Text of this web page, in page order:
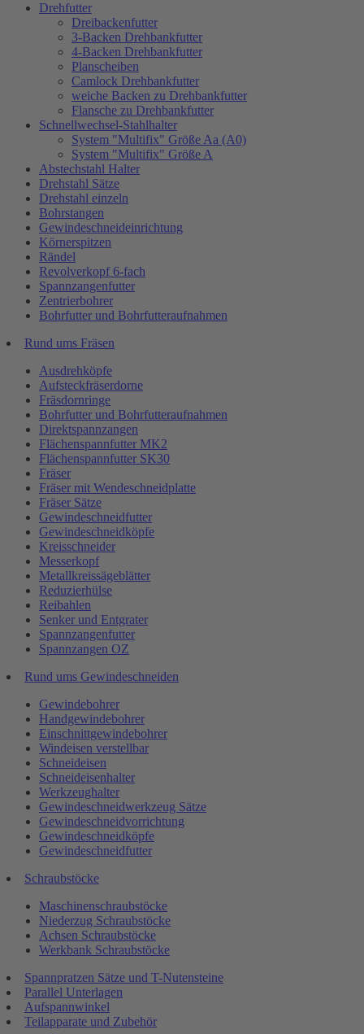
Drehfutter
Dreibackenfutter
3-Backen Drehbankfutter
4-Backen Drehbankfutter
Planscheiben
Camlock Drehbankfutter
weiche Backen zu Drehbankfutter
Flansche zu Drehbankfutter
Schnellwechsel-Stahlhalter
System "Multifix" Größe Aa (A0)
System "Multifix" Größe A
Abstechstahl Halter
Drehstahl Sätze
Drehstahl einzeln
Bohrstangen
Gewindeschneideinrichtung
Körnerspitzen
Rändel
Revolverkopf 6-fach
Spannzangenfutter
Zentrierbohrer
Bohrfutter und Bohrfutteraufnahmen
Rund ums Fräsen
Ausdrehköpfe
Aufsteckfräserdorne
Fräsdornringe
Bohrfutter und Bohrfutteraufnahmen
Direktspannzangen
Flächenspannfutter MK2
Flächenspannfutter SK30
Fräser
Fräser mit Wendeschneidplatte
Fräser Sätze
Gewindeschneidfutter
Gewindeschneidköpfe
Kreisschneider
Messerkopf
Metallkreissägeblätter
Reduzierhülse
Reibahlen
Senker und Entgrater
Spannzangenfutter
Spannzangen OZ
Rund ums Gewindeschneiden
Gewindebohrer
Handgewindebohrer
Einschnittgewindebohrer
Windeisen verstellbar
Schneideisen
Schneideisenhalter
Werkzeughalter
Gewindeschneidwerkzeug Sätze
Gewindeschneidvorrichtung
Gewindeschneidköpfe
Gewindeschneidfutter
Schraubstöcke
Maschinenschraubstöcke
Niederzug Schraubstöcke
Achsen Schraubstöcke
Werkbank Schraubstöcke
Spannpratzen Sätze und T-Nutensteine
Parallel Unterlagen
Aufspannwinkel
Teilapparate und Zubehör